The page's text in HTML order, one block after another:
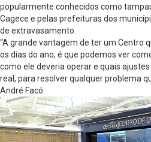
popularmente conhecidos como
Cagece e pelas prefeituras dos
de extravasamento.
“A grande vantagem de ter um Centro
os dias do ano, é que podemos ver
como ele deveria operar e quais
real, para resolver qualquer problema
André Facó.